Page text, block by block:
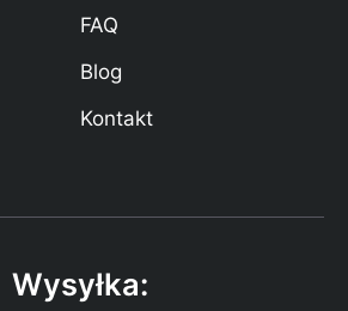
FAQ
Blog
Kontakt
Wysyłka: